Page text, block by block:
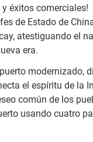
éxitos comerciales!
de Estado de
atestiguando el
era.
el espíritu de la
común de los
usando cuatro